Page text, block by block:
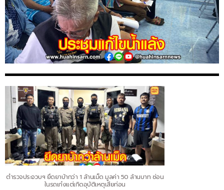
ตำรวจประจวบฯ ยึดยาบ้ากว่า 1 ล้านเม็ด มูลค่า 50 ล้านบาท ซ่อน
ในรถเก๋งแต่เกิดอุบัติเหตุเสียก่อน